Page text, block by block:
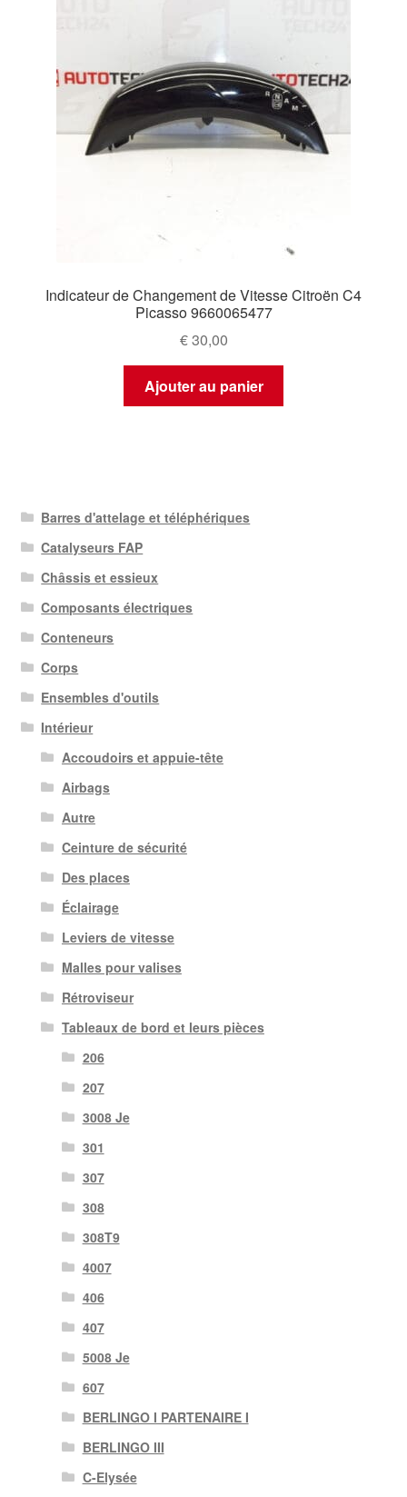
Indicateur de Changement de Vitesse Citroën C4
Picasso 9660065477
€30,00
Ajouter au panier
Barres d'attelage et téléphériques
Catalyseurs FAP
Châssis et essieux
Composants électriques
Conteneurs
Corps
Ensembles d'outils
Intérieur
Accoudoirs et appuie-tête
Airbags
Autre
Ceinture de sécurité
Des places
Éclairage
Leviers de vitesse
Malles pour valises
Rétroviseur
Tableaux de bord et leurs pièces
206
207
3008 Je
301
307
308
308T9
4007
406
407
5008 Je
607
BERLINGO I PARTENAIRE I
BERLINGO III
C-Elysée